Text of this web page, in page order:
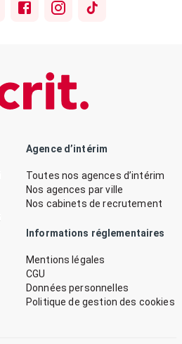
Agence d’intérim
Toutes nos agences d’intérim
Nos agences par ville
Nos cabinets de recrutement
Informations réglementaires
Mentions légales
CGU
Données personnelles
Politique de gestion des cookies